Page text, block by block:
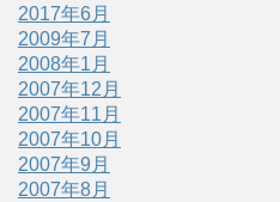
2017年6月
2009年7月
2008年1月
2007年12月
2007年11月
2007年10月
2007年9月
2007年8月